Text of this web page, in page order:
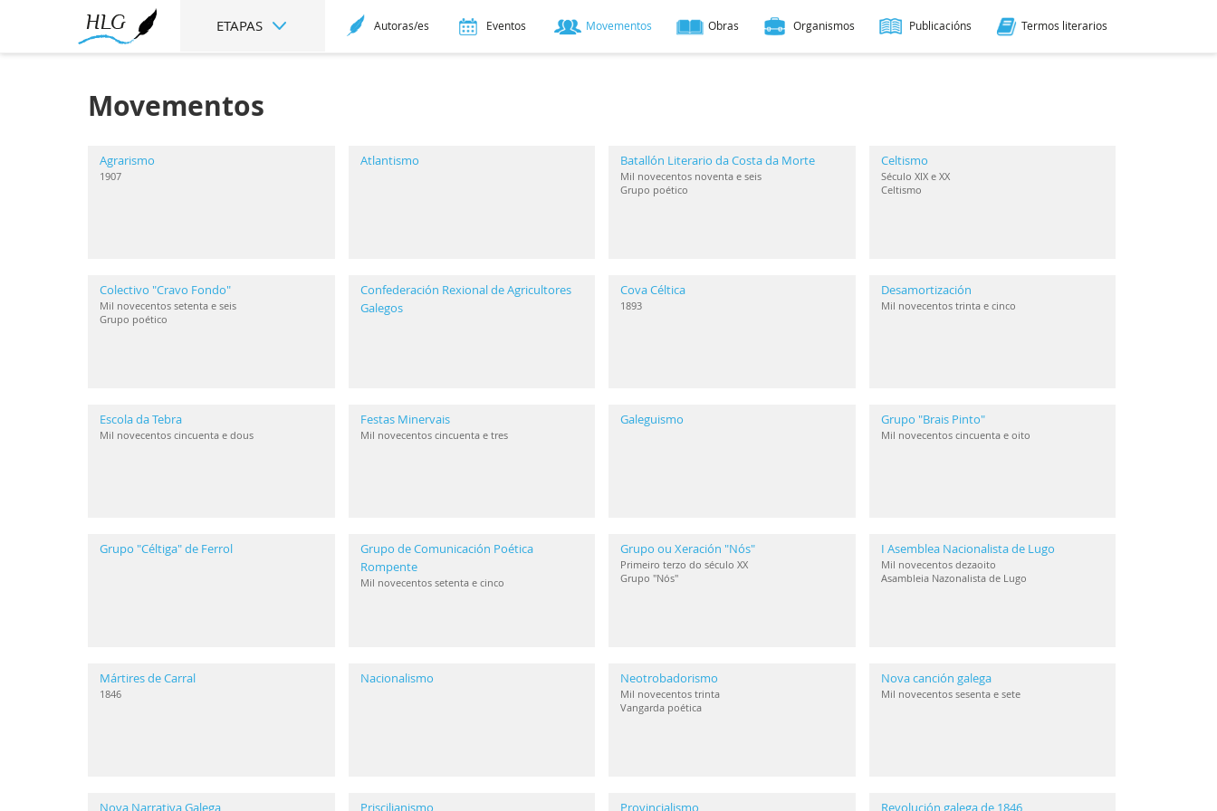
ETAPAS Autoras/es Eventos Movementos Obras Organismos Publicacións Termos literarios
Movementos
Agrarismo
1907
Atlantismo Batallón Literario da Costa da Morte
Mil novecentos noventa e seis
Grupo poético
Celtismo
Século XIX e XX
Celtismo
Colectivo "Cravo Fondo"
Mil novecentos setenta e seis
Grupo poético
Confederación Rexional de Agricultores
Galegos
Cova Céltica
1893
Desamortización
Mil novecentos trinta e cinco
Escola da Tebra
Mil novecentos cincuenta e dous
Festas Minervais
Mil novecentos cincuenta e tres
Galeguismo Grupo "Brais Pinto"
Mil novecentos cincuenta e oito
Grupo "Céltiga" de Ferrol
Grupo de Comunicación Poética
Rompente
Mil novecentos setenta e cinco
Grupo ou Xeración "Nós"
Primeiro terzo do século XX
Grupo "Nós"
I Asemblea Nacionalista de Lugo
Mil novecentos dezaoito
Asambleia Nazonalista de Lugo
Mártires de Carral
1846
Nacionalismo Neotrobadorismo
Mil novecentos trinta
Vangarda poética
Nova canción galega
Mil novecentos sesenta e sete
Nova Narrativa Galega Priscilianismo Provincialismo Revolución galega de 1846